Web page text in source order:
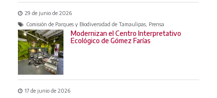
29 de junio de 2026
Comisión de Parques y Biodiversidad de Tamaulipas, Prensa
Modernizan el Centro Interpretativo
Ecológico de Gómez Farías
17 de junio de 2026